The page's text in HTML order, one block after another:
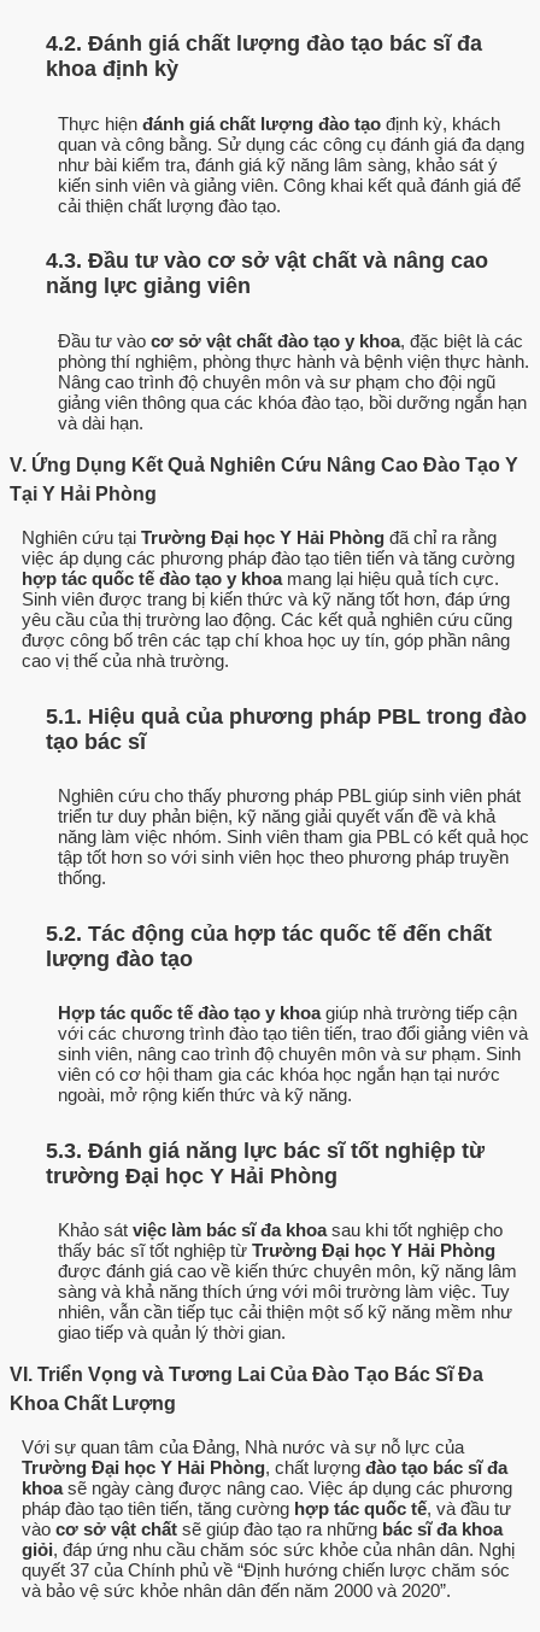
4.2. Đánh giá chất lượng đào tạo bác sĩ đa
khoa định kỳ
Thực hiện đánh giá chất lượng đào tạo định kỳ, khách
quan và công bằng. Sử dụng các công cụ đánh giá đa dạng
như bài kiểm tra, đánh giá kỹ năng lâm sàng, khảo sát ý
kiến sinh viên và giảng viên. Công khai kết quả đánh giá để
cải thiện chất lượng đào tạo.
4.3. Đầu tư vào cơ sở vật chất và nâng cao
năng lực giảng viên
Đầu tư vào cơ sở vật chất đào tạo y khoa, đặc biệt là các
phòng thí nghiệm, phòng thực hành và bệnh viện thực hành.
Nâng cao trình độ chuyên môn và sư phạm cho đội ngũ
giảng viên thông qua các khóa đào tạo, bồi dưỡng ngắn hạn
và dài hạn.
V. Ứng Dụng Kết Quả Nghiên Cứu Nâng Cao Đào Tạo Y
Tại Y Hải Phòng
Nghiên cứu tại Trường Đại học Y Hải Phòng đã chỉ ra rằng
việc áp dụng các phương pháp đào tạo tiên tiến và tăng cường
hợp tác quốc tế đào tạo y khoamang lại hiệu quả tích cực.
Sinh viên được trang bị kiến thức và kỹ năng tốt hơn, đáp ứng
yêu cầu của thị trường lao động. Các kết quả nghiên cứu cũng
được công bố trên các tạp chí khoa học uy tín, góp phần nâng
cao vị thế của nhà trường.
5.1. Hiệu quả của phương pháp PBL trong đào
tạo bác sĩ
Nghiên cứu cho thấy phương pháp PBL giúp sinh viên phát
triển tư duy phản biện, kỹ năng giải quyết vấn đề và khả
năng làm việc nhóm. Sinh viên tham gia PBL có kết quả học
tập tốt hơn so với sinh viên học theo phương pháp truyền
thống.
5.2. Tác động của hợp tác quốc tế đến chất
lượng đào tạo
Hợp tác quốc tế đào tạo y khoagiúp nhà trường tiếp cận
với các chương trình đào tạo tiên tiến, trao đổi giảng viên và
sinh viên, nâng cao trình độ chuyên môn và sư phạm. Sinh
viên có cơ hội tham gia các khóa học ngắn hạn tại nước
ngoài, mở rộng kiến thức và kỹ năng.
5.3. Đánh giá năng lực bác sĩ tốt nghiệp từ
trường Đại học Y Hải Phòng
Khảo sát việc làm bác sĩ đa khoasau khi tốt nghiệp cho
thấy bác sĩ tốt nghiệp từ Trường Đại học Y Hải Phòng
được đánh giá cao về kiến thức chuyên môn, kỹ năng lâm
sàng và khả năng thích ứng với môi trường làm việc. Tuy
nhiên, vẫn cần tiếp tục cải thiện một số kỹ năng mềm như
giao tiếp và quản lý thời gian.
VI. Triển Vọng và Tương Lai Của Đào Tạo Bác Sĩ Đa
Khoa Chất Lượng
Với sự quan tâm của Đảng, Nhà nước và sự nỗ lực của
Trường Đại học Y Hải Phòng, chất lượng đào tạo bác sĩ đa
khoasẽ ngày càng được nâng cao. Việc áp dụng các phương
pháp đào tạo tiên tiến, tăng cường hợp tác quốc tế, và đầu tư
vào cơ sở vật chất sẽ giúp đào tạo ra những bác sĩ đa khoa
giỏi, đáp ứng nhu cầu chăm sóc sức khỏe của nhân dân. Nghị
quyết 37 của Chính phủ về “Định hướng chiến lược chăm sóc
và bảo vệ sức khỏe nhân dân đến năm 2000 và 2020”.